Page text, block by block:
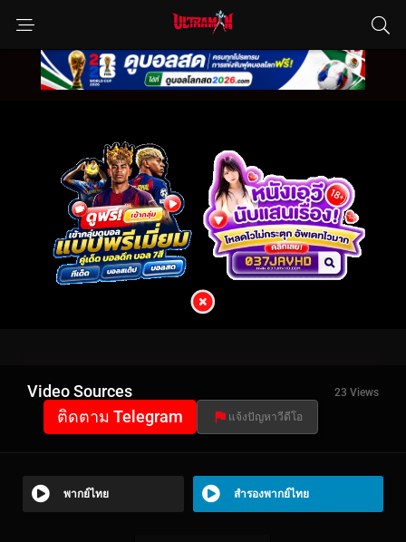
Video Sources 23 Views
ติดตาม Telegram แจ้งปัญหาวีดีโอ
พากย์ไทย สำรองพากย์ไทย